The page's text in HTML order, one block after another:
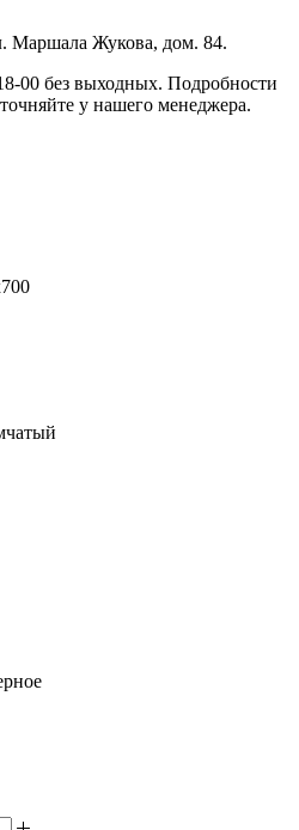
Маршала Жукова, дом. 84.
00 без выходных. Подробности
у нашего менеджера.